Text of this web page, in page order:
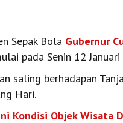
Sepak Bola Gubernur
pada Senin 12
saling berhadapan
Hari.
Kondisi Objek Wisata